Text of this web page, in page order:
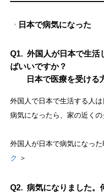
・ 日本で病気になった
Q1. 外国人が日本で生活
ばいいですか？
日本で医療を受ける方
外国人で日本で生活する人
病気になったら、家の近くの
外国人が日本で病気になっ
ク ＞
Q2. 病気になりました。